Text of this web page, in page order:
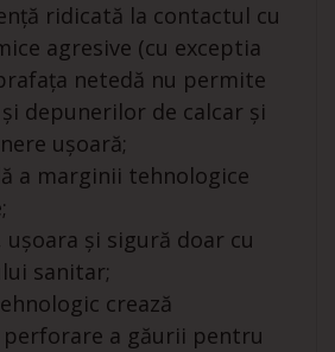
ridicată la contactul cu
agresive (cu exceptia
netedă nu permite
depunerilor de calcar și
ușoară;
a marginii tehnologice
și sigură doar cu
sanitar;
crează
a găurii pentru